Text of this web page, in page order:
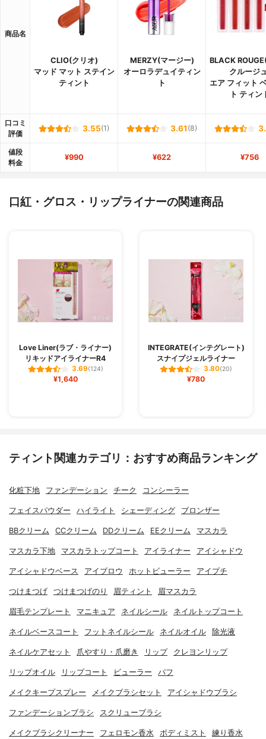
商品名
CLIO(クリオ)
マッド マット ステイン
ティント
MERZY(マージー)
オーロラデュイティン
ト
BLACK
クルージ
エア フィット
ト ティン
口コミ
評価
3.55(1) 3.61 (8)
値段
料金
¥990 ¥622 ¥756
口紅・グロス・リップライナーの関連商品
Love Liner(ラブ・ライナー)
リキッドアイライナーR4
3.69(124)
¥1,640
INTEGRATE(インテグレート)
スナイプジェルライナー
3.80(20)
¥780
ティント関連カテゴリ：おすすめ商品ランキング
化粧下地 ファンデーション チーク コンシーラー
フェイスパウダー ハイライト シェーディング ブロンザー
BBクリーム CCクリーム DDクリーム EEクリーム マスカラ
マスカラ下地 マスカラトップコート アイライナー アイシャドウ
アイシャドウベース アイブロウ ホットビューラー アイプチ
つけまつげ つけまつげのり 眉ティント 眉マスカラ
眉毛テンプレート マニキュア ネイルシール ネイルトップコート
ネイルベースコート フットネイルシール ネイルオイル 除光液
ネイルケアセット 爪やすり・爪磨き リップ クレヨンリップ
リップオイル リップコート ビューラー パフ
メイクキープスプレー メイクブラシセット アイシャドウブラシ
ファンデーションブラシ スクリューブラシ
メイクブラシクリーナー フェロモン香水 ボディミスト 練り香水